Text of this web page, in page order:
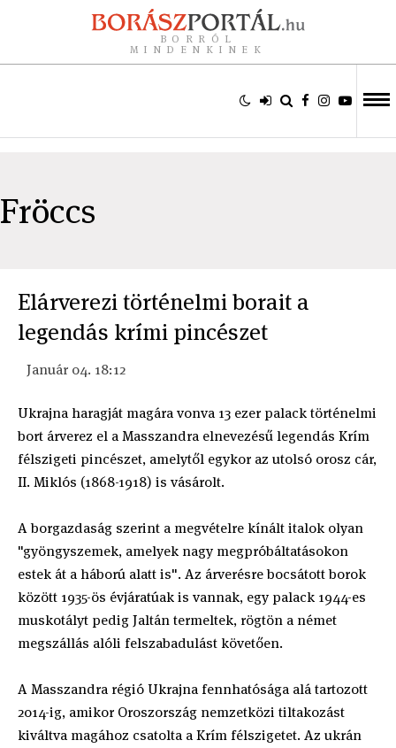
BORRÓL
MINDENKINEK
Fröccs
Elárverezi történelmi borait a
legendás krími pincészet
Január 04. 18:12
Ukrajna haragját magára vonva 13 ezer palack történelmi
bort árverez el a Masszandra elnevezésű legendás Krím
félszigeti pincészet, amelytől egykor az utolsó orosz cár,
II. Miklós (1868-1918) is vásárolt.
A borgazdaság szerint a megvételre kínált italok olyan
"gyöngyszemek, amelyek nagy megpróbáltatásokon
estek át a háború alatt is". Az árverésre bocsátott borok
között 1935-ös évjáratúak is vannak, egy palack 1944-es
muskotályt pedig Jaltán termeltek, rögtön a német
megszállás alóli felszabadulást követően.
A Masszandra régió Ukrajna fennhatósága alá tartozott
2014-ig, amikor Oroszország nemzetközi tiltakozást
kiváltva magához csatolta a Krím félszigetet. Az ukrán